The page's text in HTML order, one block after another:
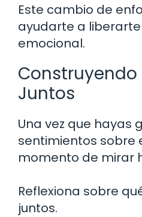
Este cambio de
ayudarte a
emocional.
Construyendo
Juntos
Una vez que hayas
sentimientos sobre
momento de mirar
Reflexiona sobre
juntos.